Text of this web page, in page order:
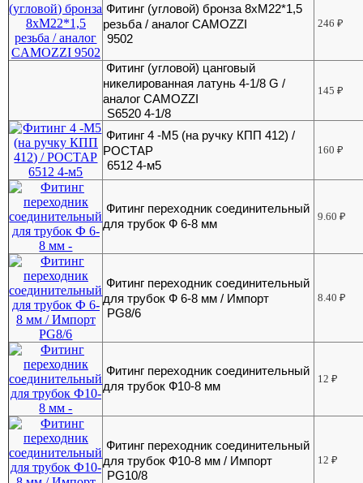
Фитинг (угловой) бронза 8хМ22*1,5
резьба / аналог CAMOZZI
9502
246₽
Фитинг (угловой) цанговый
никелированная латунь 4-1/8 G /
аналог CAMOZZI
S6520 4-1/8
145₽
Фитинг 4 -М5 (на ручку КПП 412) /
РОСТАР
6512 4-м5
160₽
Фитинг переходник соединительный
для трубок Ф 6-8 мм
9.60₽
Фитинг переходник соединительный
для трубок Ф 6-8 мм / Импорт
PG8/6
8.40₽
Фитинг переходник соединительный
для трубок Ф10-8 мм
12₽
Фитинг переходник соединительный
для трубок Ф10-8 мм / Импорт
PG10/8
12₽